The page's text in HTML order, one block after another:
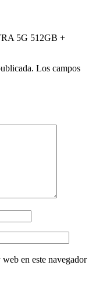
5G 512GB +
Los campos
en este navegador